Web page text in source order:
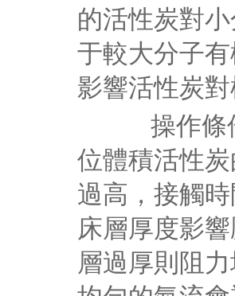
的活性炭對
于較大分子
影響活性炭
操作條件
位體積活性
過高，接觸
床層厚度影
層過厚則阻